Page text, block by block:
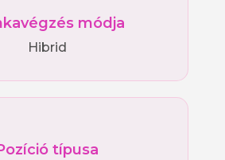
módja
Hibrid
típusa